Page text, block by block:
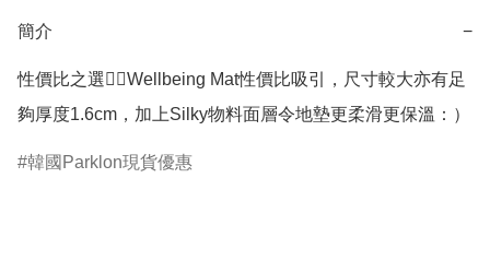
簡介 −
性價比之選👍🏻Wellbeing Mat性價比吸引，尺寸較大亦有足
韓國Parklon現貨優惠